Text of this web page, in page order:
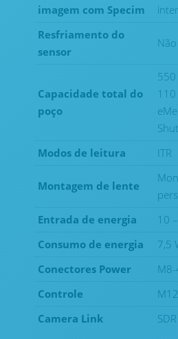
imagem com Specim
Resfriamento do
sensor
Não
Capacidade total do
poço
550
Modos de leitura
ITR
Montagem de lente
Entrada de energia
10
Consumo de energia
7,5
Conectores Power
Controle
Camera Link